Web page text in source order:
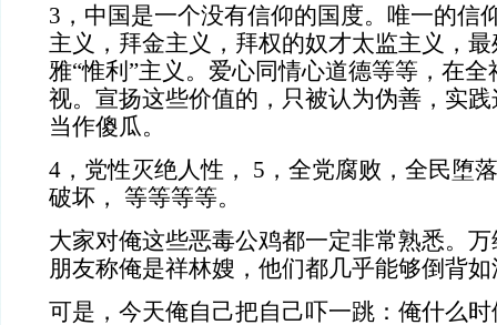
3，中国是一个没有信仰的国度。唯一的信
主义，拜金主义，拜权的奴才太监主义，
雅“惟利”主义。爱心同情心道德等等，在
视。宣扬这些价值的，只被认为伪善，实
当作傻瓜。
4，党性灭绝人性， 5，全党腐败，全民堕
破坏， 等等等等。
大家对俺这些恶毒公鸡都一定非常熟悉。
朋友称俺是祥林嫂，他们都几乎能够倒背
可是，今天俺自己把自己吓一跳：俺什么